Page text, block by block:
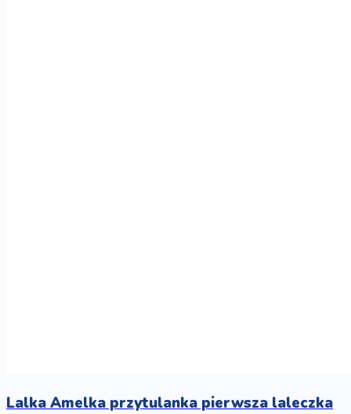
Lalka Amelka przytulanka pierwsza laleczka